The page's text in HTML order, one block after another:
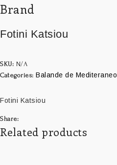
Brand
Fotini Katsiou
SKU: N/A
Categories: Balande de Mediteraneo
Fotini Katsiou
Share:
Related products